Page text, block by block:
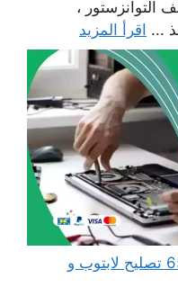
التوانزستور ،
... اقرأ المزيد
مهندس كمبيوتر الزور 65511033 تصليح لابتوب و